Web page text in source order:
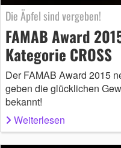
Die Äpfel sind vergeben!
FAMAB Award
Kategorie CROSS
Der FAMAB Award 2015
geben die glücklichen
bekannt!
Weiterlesen